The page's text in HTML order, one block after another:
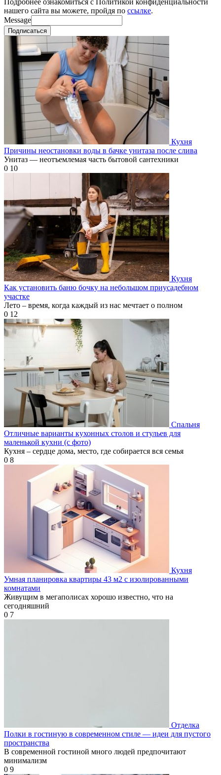
Подробнее ознакомиться с Политикой конфиденциальности
нашего сайта вы можете, пройдя по ссылке.
Message
Подписаться
Кухня
Причины неостановки воды в бачке унитаза после слива
Унитаз — неотъемлемая часть бытовой сантехники
0 10
Кухня
Как установить баню бочку на небольшом приусадебном
участке
Лето – время, когда каждый из нас мечтает о полном
0 12
Спальня
Отличные варианты кухонных столов и стульев для
маленькой кухни (с фото)
Кухня – сердце дома, место, где собирается вся семья
0 8
Кухня
Умная планировка квартиры 43 м2 с изолированными
комнатами
Живущим в мегаполисах хорошо известно, что на
сегодняшний
0 7
Отделка
Полки в гостиную в современном стиле — идеи для пустого
пространства
В современной гостиной много людей предпочитают
минимализм
0 9